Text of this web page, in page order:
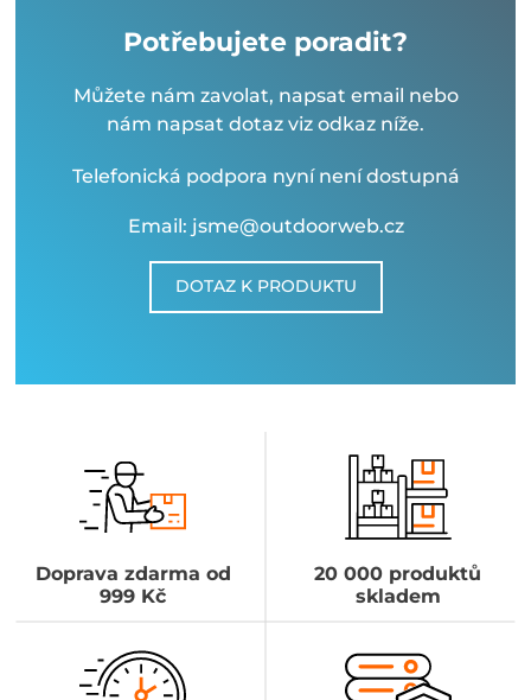
Potřebujete poradit?
Můžete nám zavolat, napsat email nebo
nám napsat dotaz viz odkaz níže.
Telefonická podpora nyní není dostupná
Email: jsme@outdoorweb.cz
DOTAZ K PRODUKTU
Doprava zdarma od
999 Kč
20 000 produktů
skladem